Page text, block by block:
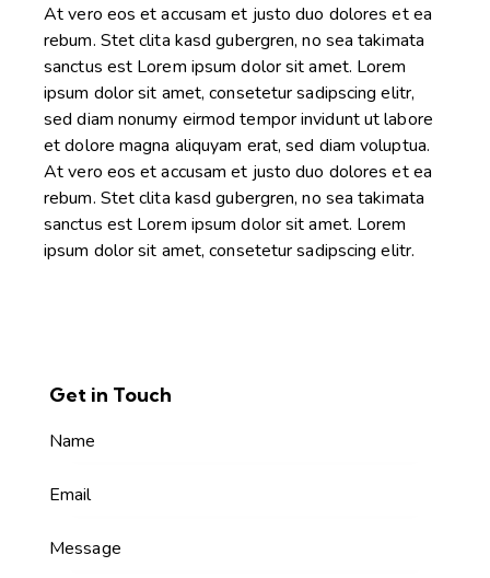
At vero eos et accusam et justo duo dolores et ea
rebum. Stet clita kasd gubergren, no sea takimata
sanctus est Lorem ipsum dolor sit amet. Lorem
ipsum dolor sit amet, consetetur sadipscing elitr,
sed diam nonumy eirmod tempor invidunt ut labore
et dolore magna aliquyam erat, sed diam voluptua.
At vero eos et accusam et justo duo dolores et ea
rebum. Stet clita kasd gubergren, no sea takimata
sanctus est Lorem ipsum dolor sit amet. Lorem
ipsum dolor sit amet, consetetur sadipscing elitr.
Get in Touch